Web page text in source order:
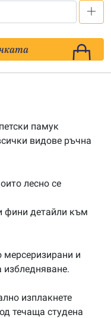
памук
видове ръчна
лесно се
фини детайли към
мерсеризирани и
избледняване.
изплакнете
течаща студена